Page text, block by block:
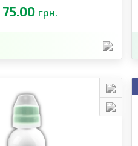
75.00 грн.